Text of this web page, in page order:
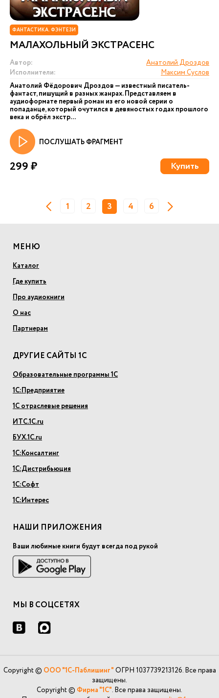
ФАНТАСТИКА. ФЭНТЕЗИ
МАЛАХОЛЬНЫЙ ЭКСТРАСЕНС
Автор:
Анатолий Дроздов
Исполнители:
Максим Суслов
Анатолий Фёдорович Дроздов — известный писатель-
фантаст, пишущий в разных жанрах. Представляем в
аудиоформате первый роман из его новой серии о
попаданце, который очутился в девяностых годах прошлого
века и обрёл экстр...
ПОСЛУШАТЬ ФРАГМЕНТ
299 ₽ Купить
1 2 3 4 6
МЕНЮ
Каталог
Где купить
Про аудиокниги
О нас
Партнерам
ДРУГИЕ САЙТЫ 1С
Образовательные программы 1С
1С:Предприятие
1С отраслевые решения
ИТС.1С.ru
БУХ.1С.ru
1С:Консалтинг
1С:Дистрибьюция
1С:Софт
1С:Интерес
НАШИ ПРИЛОЖЕНИЯ
Ваши любимые книги будут всегда под рукой
МЫ В СОЦСЕТЯХ
Copyright © ООО "1С-Паблишинг" ОГРН 1037739213126. Все права
защищены.
Copyright © Фирма "1С". Все права защищены.